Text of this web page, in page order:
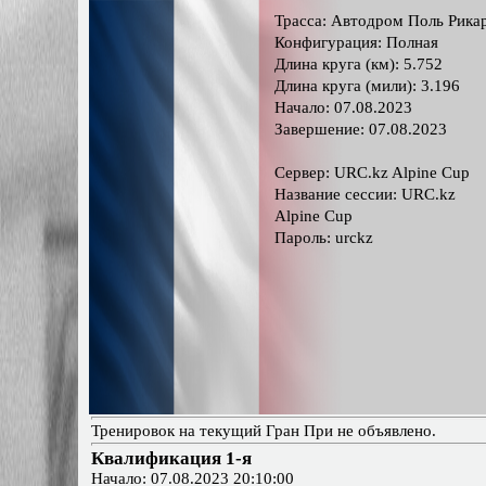
Трасса: Автодром Поль
Конфигурация: Полная
Длина круга (км): 5.752
Длина круга (мили): 3.196
Начало: 07.08.2023
Завершение: 07.08.2023
Сервер: URC.kz Alpine Cup
Название сессии: URC.kz
Alpine Cup
Пароль: urckz
Тренировок на текущий Гран При не объявлено.
Квалификация 1-я
Начало: 07.08.2023 20:10:00